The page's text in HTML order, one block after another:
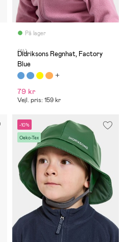
På lager
(14)
Didriksons Regnhat, Factory
Blue
79 kr
Vejl. pris: 159 kr
-10%
Oeko-Tex